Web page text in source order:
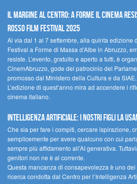
Il margine al centro: a Forme il cinema
Rosso Film Festival 2025
Al via dal 1 al 7 settembre, alla quinta edizione
Festival a Forme di Massa d’Albe in Abruzzo,
resiste. L’evento, gratuito e aperto a tutti, è
CinemAbruzzo, gode del patrocinio del
promosso dal Ministero della Cultura e da SIAE.
L’edizione di quest’anno mira ad accendere i
cinema italiano.
Intelligenza artificiale: i nostri figli la
Che sia per fare i compiti, cercare ispirazione,
semplicemente per avere qualcuno con cui
sempre più affidamento all’AI generativa.
genitori non ne è al corrente.
Questa mancanza di consapevolezza è uno
ricerca condotta dal Centro per l’Intelligenza